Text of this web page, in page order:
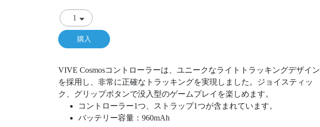
購入
VIVE Cosmosコントローラーは、ユニークなライトトラッキングデザイン
を採用し、非常に正確なトラッキングを実現しました。ジョイスティッ
ク、グリップボタンで没入型のゲームプレイを楽しめます。
コントローラー1つ、ストラップ1つが含まれています。
バッテリー容量：960mAh